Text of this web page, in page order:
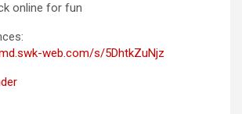
online for fun
web.com/s/5DhtkZuNjz